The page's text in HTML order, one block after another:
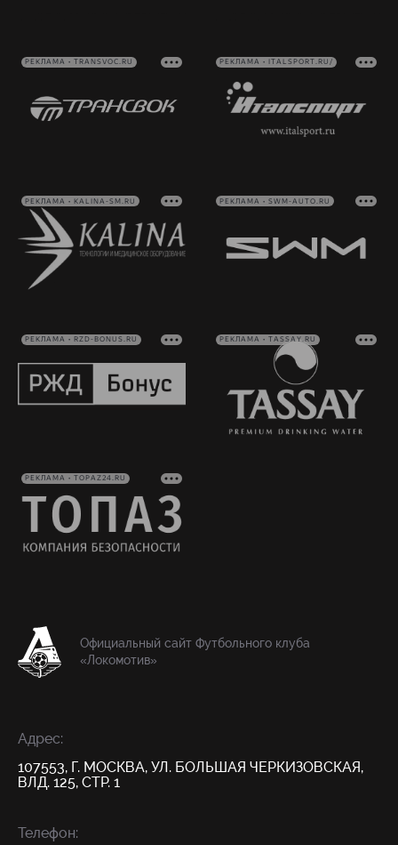
РЕКЛАМА • TRANSVOC.RU РЕКЛАМА • ITALSPORT.RU/
РЕКЛАМА • KALINA-SM.RU РЕКЛАМА • SWM-AUTO.RU
РЕКЛАМА • RZD-BONUS.RU РЕКЛАМА • TASSAY.RU
РЕКЛАМА • TOPAZ24.RU
Официальный сайт Футбольного клуба
«Локомотив»
Адрес:
107553, Г. МОСКВА, УЛ. БОЛЬШАЯ ЧЕРКИЗОВСКАЯ,
ВЛД. 125, СТР. 1
Телефон: